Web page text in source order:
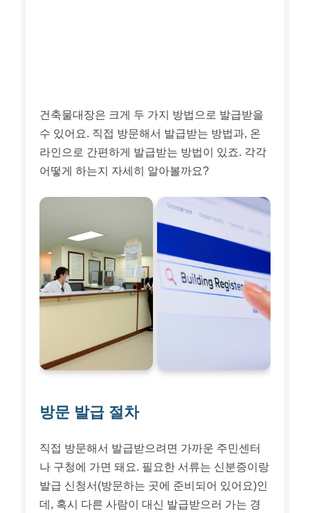
건축물대장은 크게 두 가지 방법으로 발급받을
수 있어요. 직접 방문해서 발급받는 방법과, 온
라인으로 간편하게 발급받는 방법이 있죠. 각각
어떻게 하는지 자세히 알아볼까요?
방문 발급 절차
직접 방문해서 발급받으려면 가까운 주민센터
나 구청에 가면 돼요. 필요한 서류는 신분증이랑
발급 신청서(방문하는 곳에 준비되어 있어요)인
데, 혹시 다른 사람이 대신 발급받으러 가는 경